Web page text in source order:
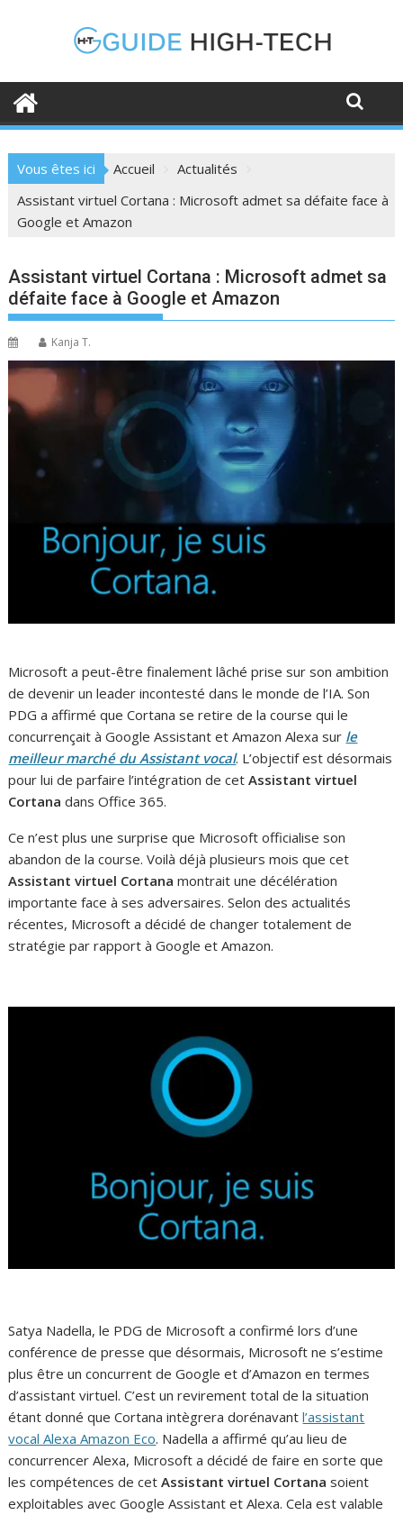
Vous êtes ici Accueil
Actualités
Assistant virtuel Cortana : Microsoft admet sa défaite face à
Google et Amazon
Assistant virtuel Cortana : Microsoft admet sa
défaite face à Google et Amazon
Kanja T.
Microsoft a peut-être finalement lâché prise sur son ambition
de devenir un leader incontesté dans le monde de l’IA. Son
PDG a affirmé que Cortana se retire de la course qui le
concurrençait à Google Assistant et Amazon Alexa sur le
meilleur marché du Assistant vocal. L’objectif est désormais
pour lui de parfaire l’intégration de cetAssistant virtuel
Cortana dans Office 365.
Ce n’est plus une surprise que Microsoft officialise son
abandon de la course. Voilà déjà plusieurs mois que cet
Assistant virtuel Cortana montrait une décélération
importante face à ses adversaires. Selon des actualités
récentes, Microsoft a décidé de changer totalement de
stratégie par rapport à Google et Amazon.
Satya Nadella, le PDG de Microsoft a confirmé lors d’une
conférence de presse que désormais, Microsoft ne s’estime
plus être un concurrent de Google et d’Amazon en termes
d’assistant virtuel. C’est un revirement total de la situation
étant donné que Cortana intègrera dorénavantl’assistant
vocal Alexa Amazon Eco. Nadella a affirmé qu’au lieu de
concurrencer Alexa, Microsoft a décidé de faire en sorte que
les compétences de cetAssistant virtuel Cortana soient
exploitables avec Google Assistant et Alexa. Cela est valable